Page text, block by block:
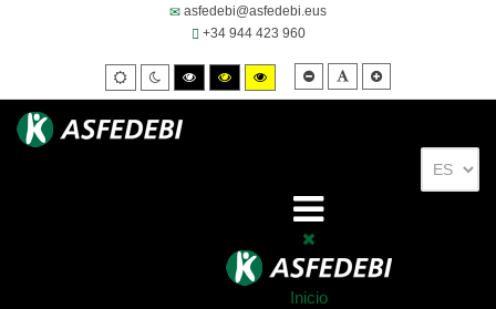
asfedebi@asfedebi.eus
+34 944 423 960
Default
mode
Night
mode
High
contrast
black/white
High
contrast
black/yellow
High
contrast
yellow/black
Smaller
font
Default
font
Inicio